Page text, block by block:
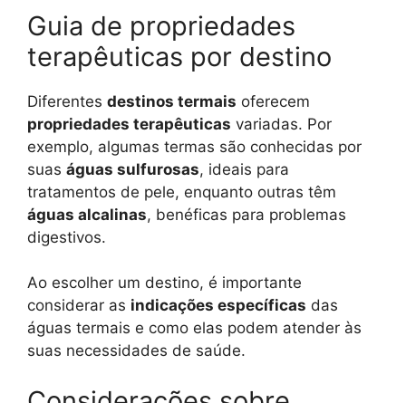
Guia de propriedades
terapêuticas por destino
Diferentes destinos termais oferecem
propriedades terapêuticas variadas. Por
exemplo, algumas termas são conhecidas por
suas águas sulfurosas, ideais para
tratamentos de pele, enquanto outras têm
águas alcalinas, benéficas para problemas
digestivos.
Ao escolher um destino, é importante
considerar as indicações específicas das
águas termais e como elas podem atender às
suas necessidades de saúde.